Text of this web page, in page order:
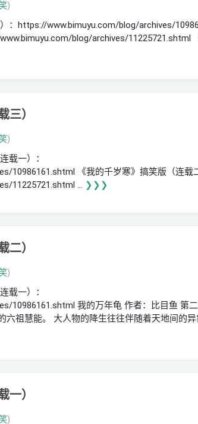
)
：https://www.bimuyu.com/blog/archives/
blog/archives/11225721.shtml
三）
)
载一）：
10986161.shtml 《我的千岁寒》搞笑版（连载
11225721.shtml ... ❯❯❯
二）
)
载一）：
10986161.shtml 我的万年龟 作者：比目鱼 第
六祖慧能。 大人物的降生往往伴随着天地间的
一）
)